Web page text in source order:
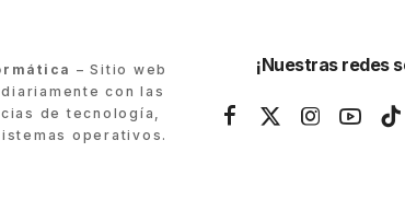
– Sitio web
con las
de tecnología,
operativos.
¡Nuestras redes